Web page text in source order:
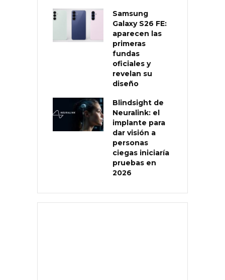
Samsung
Galaxy S26 FE:
aparecen las
primeras
fundas
oficiales y
revelan su
diseño
Blindsight de
Neuralink: el
implante para
dar visión a
personas
ciegas iniciaría
pruebas en
2026